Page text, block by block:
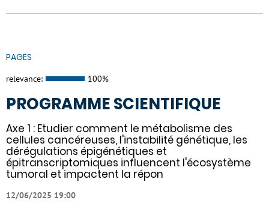
PAGES
relevance: 100%
PROGRAMME SCIENTIFIQUE
Axe 1 : Etudier comment le métabolisme des
cellules cancéreuses, l'instabilité génétique, les
dérégulations épigénétiques et
épitranscriptomiques influencent l'écosystème
tumoral et impactent la répon
12/06/2025 19:00